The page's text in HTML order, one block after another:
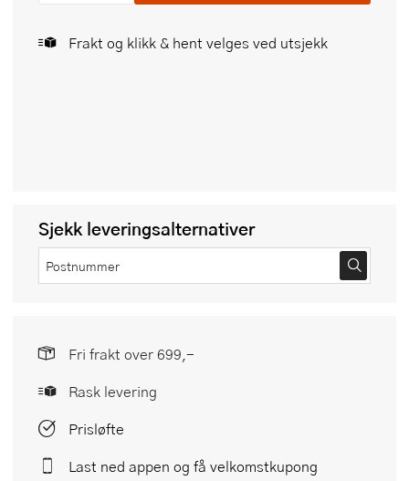
Frakt og klikk & hent velges ved utsjekk
Sjekk leveringsalternativer
Fri frakt over 699,-
Rask levering
Prisløfte
Last ned appen og få velkomstkupong